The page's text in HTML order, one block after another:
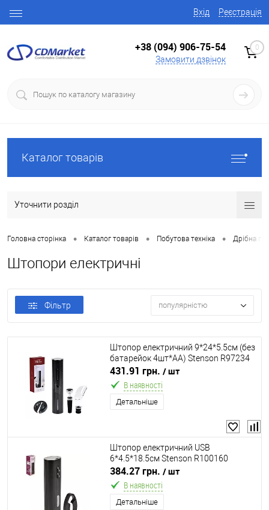
Вхід Реєстрація
+38 (094) 906-75-54
Замовити дзвінок
0
Каталог товарів
Уточнити розділ
Головна сторінка • Каталог товарів • Побутова техніка • Дрібна
Штопори електричні
Фільтр популярністю
Штопор електричний 9*24*5.5см (без
батарейок 4шт*AA) Stenson R97234
431.91 грн. / шт
В наявності
Детальніше
Штопор електричний USB
6*4.5*18.5см Stenson R100160
384.27 грн. / шт
В наявності
Детальніше